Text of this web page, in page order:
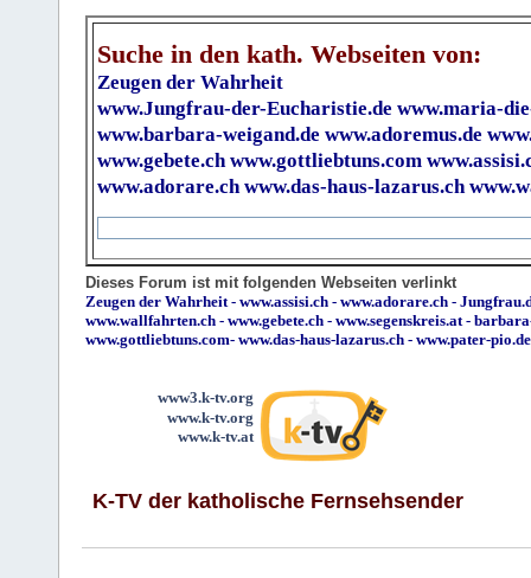
Suche in den kath. Webseiten von:
Zeugen der Wahrheit
www.Jungfrau-der-Eucharistie.de www.maria-
www.barbara-weigand.de www.adoremus.de
www.gebete.ch www.gottliebtuns.com
www.adorare.ch www.das-haus-lazarus.ch
Dieses Forum ist mit folgenden Webseiten verlinkt
Zeugen der Wahrheit - www.assisi.ch - www.adorare.ch -
www.wallfahrten.ch - www.gebete.ch - www.segenskreis.at -
www.gottliebtuns.com- www.das-haus-lazarus.ch - www.pater-pio.de
www3.k-tv.org
www.k-tv.org
www.k-tv.at
K-TV der katholische Fernsehsender